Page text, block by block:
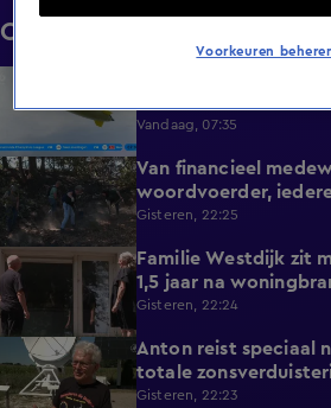
Clips
Vandaag, 07:35
2:14
Van financieel
woordvoerder,
nieuwe natuurbrand
Gisteren, 22:25
2:10
Familie Westdijk zit
1,5 jaar na
zicht op hulp
Gisteren, 22:24
1:42
Anton reist speciaal
totale
Gisteren, 22:23
Voorkeuren